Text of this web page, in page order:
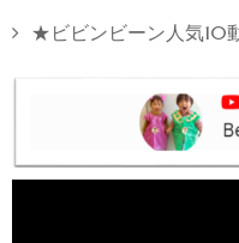
★ビビンビーン人気10